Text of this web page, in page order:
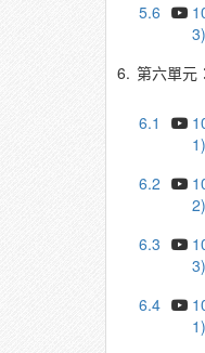
5.6
6. 第六單元
6.1
6.2
6.3
6.4